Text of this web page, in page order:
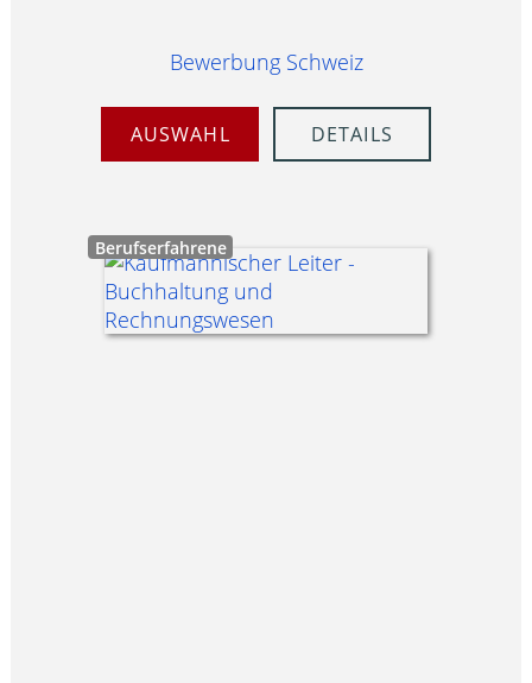
Bewerbung Schweiz
AUSWAHL DETAILS
Berufserfahrene